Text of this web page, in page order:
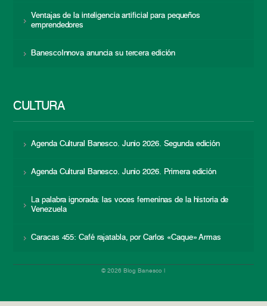
Ventajas de la inteligencia artificial para pequeños
emprendedores
BanescoInnova anuncia su tercera edición
CULTURA
Agenda Cultural Banesco. Junio 2026. Segunda edición
Agenda Cultural Banesco. Junio 2026. Primera edición
La palabra ignorada: las voces femeninas de la historia de
Venezuela
Caracas 455: Café rajatabla, por Carlos «Caque» Armas
© 2026 Blog Banesco |